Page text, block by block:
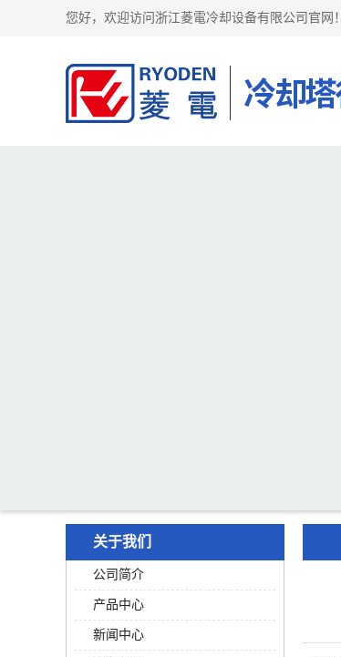
您好，欢迎访问浙江菱電冷却设备有限公司官网！
关于我们
公司简介
产品中心
新闻中心